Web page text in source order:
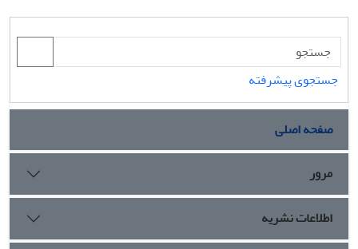
جستجوی پیشرفته
صفحه اصلی
مرور
اطلاعات نشریه